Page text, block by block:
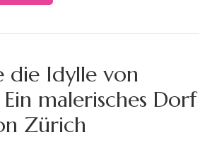
die Idylle von
malerisches Dorf
Zürich